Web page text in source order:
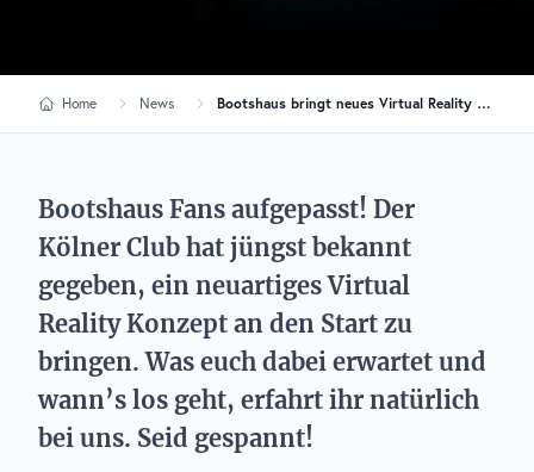
Home News Bootshaus bringt neues Virtual Reality Konzept an den Start!
Bootshaus Fans aufgepasst! Der
Kölner Club hat jüngst bekannt
gegeben, ein neuartiges Virtual
Reality Konzept an den Start zu
bringen. Was euch dabei erwartet und
wann’s los geht, erfahrt ihr natürlich
bei uns. Seid gespannt!